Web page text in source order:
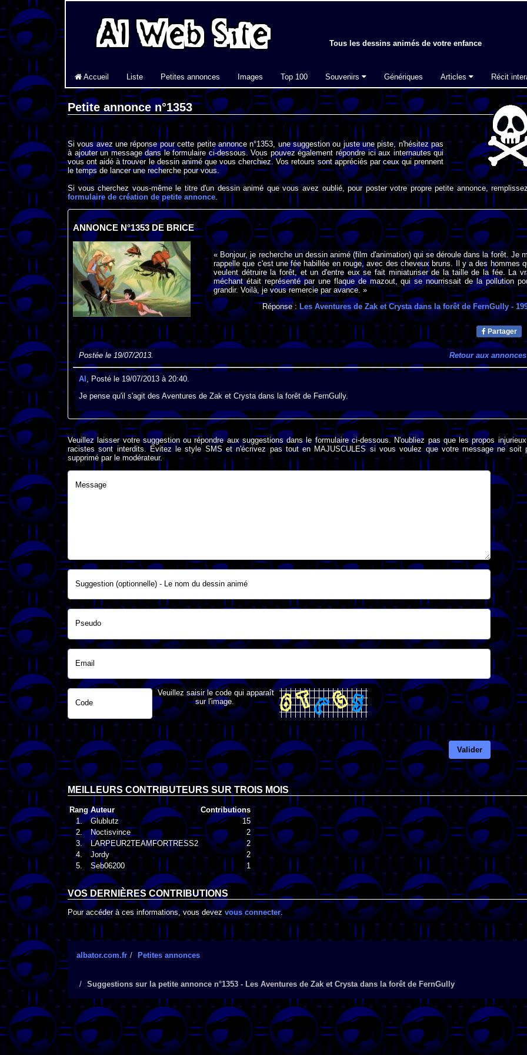
Tous les dessins animés de votre enfance
Accueil Liste Petites annonces Images Top 100 Souvenirs Génériques Articles Récit
Petite annonce n°1353
Si vous avez une réponse pour cette petite annonce n°1353, une suggestion ou juste une piste, n'hésitez pas
à ajouter un message dans le formulaire ci-dessous. Vous pouvez également répondre ici aux internautes qui
vous ont aidé à trouver le dessin animé que vous cherchiez. Vos retours sont appréciés par ceux qui prennent
le temps de lancer une recherche pour vous.
Si vous cherchez vous-même le titre d'un dessin animé que vous avez oublié, pour poster votre propre petite annonce,
formulaire de création de petite annonce.
ANNONCE N°1353 DE BRICE
« Bonjour, je recherche un dessin animé (film d'animation) qui se déroule dans la forêt. Je
rappelle que c'est une fée habillée en rouge, avec des cheveux bruns. Il y a des hommes
veulent détruire la forêt, et un d'entre eux se fait miniaturiser de la taille de la fée. La
méchant était représenté par une flaque de mazout, qui se nourrissait de la pollution
grandir. Voilà, je vous remercie par avance. »
Réponse : Les Aventures de Zak et Crysta dans la forêt de FernGully-
Partager
Postée le 19/07/2013. Retour aux annonces
Al , Posté le 19/07/2013 à 20:40.
Je pense qu'il s'agit des Aventures de Zak et Crysta dans la forêt de FernGully.
Veuillez laisser votre suggestion ou répondre aux suggestions dans le formulaire ci-dessous. N'oubliez pas que les propos
racistes sont interdits. Evitez le style SMS et n'écrivez pas tout en MAJUSCULES si vous voulez que votre message ne soit
supprimé par le modérateur.
Message
Suggestion (optionnelle) - Le nom du dessin animé
Pseudo
Email
Code
Veuillez saisir le code qui apparaît
sur l'image.
Valider
MEILLEURS CONTRIBUTEURS SUR TROIS MOIS
Rang Auteur
Contributions
1.
Glublutz
15
2.
Noctisvince
2
3.
LARPEUR2TEAMFORTRESS2
2
4.
Jordy
2
5.
Seb06200 1
VOS DERNIÈRES CONTRIBUTIONS
Pour accéder à ces informations, vous devezvous connecter.
albator.com.fr Petites annonces
Suggestions sur la petite annonce n°1353 - Les Aventures de Zak et Crysta dans la forêt de FernGully